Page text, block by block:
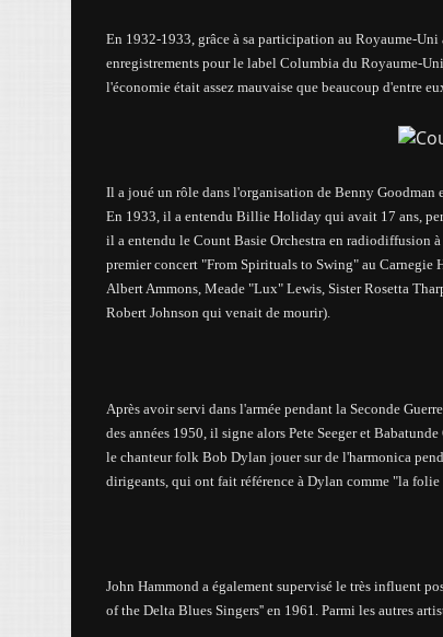
En 1932-1933, grâce à sa participation au Royaume-
enregistrements pour le label Columbia du Royaume-
l'économie était assez mauvaise que beaucoup d'entre
Il a joué un rôle dans l'organisation de Benny Goodman
En 1933, il a entendu Billie Holiday qui avait17 ans,
il a entendu le Count Basie Orchestra en radiodiffusion
premierconcert "From Spirituals to Swing" au Carnegie
Albert Ammons, Meade "Lux" Lewis, Sister Rosetta
Robert Johnson qui venait de mourir).
Après avoir servi dans l'armée pendant la Seconde
des années 1950, il signe alors Pete Seeger et
le chanteur folk Bob Dylan jouer sur de l'harmonica
dirigeants, qui ont fait référence à Dylan comme "la
John Hammond a également supervisé le très influent
of the Delta Blues Singers'' en 1961. Parmi les autres